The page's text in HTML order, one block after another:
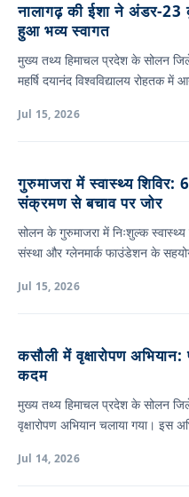
नालागढ़ की ईशा ने अंडर-23
हुआ भव्य स्वागत
मुख्य तथ्य हिमाचल प्रदेश के सोलन
महर्षि दयानंद विश्वविद्यालय रोहतक
Jul 15, 2026
गुरुमाजरा में स्वास्थ्य
संक्रमण से बचाव पर जोर
सोलन के गुरुमाजरा में निःशुल्क
संस्था और ग्लेनमार्क फाउंडेशन के
Jul 15, 2026
कसौली में वृक्षारोपण अभियान:
कदम
मुख्य तथ्य हिमाचल प्रदेश के सोलन
वृक्षारोपण अभियान चलाया गया। इस
Jul 14, 2026